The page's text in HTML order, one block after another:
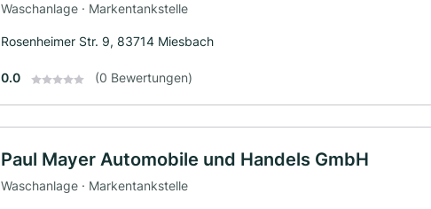
Waschanlage · Markentankstelle
Rosenheimer Str. 9, 83714 Miesbach
0.0 (0 Bewertungen)
Paul Mayer Automobile und Handels GmbH
Waschanlage · Markentankstelle